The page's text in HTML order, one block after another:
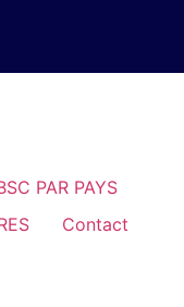
PAR PAYS
Contact